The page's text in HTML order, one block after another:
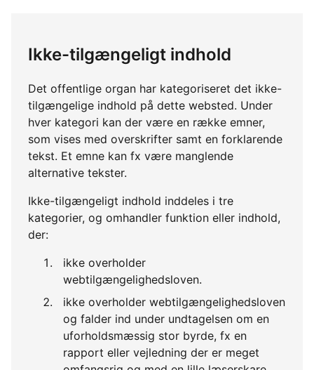
Ikke-tilgængeligt indhold
Det offentlige organ har kategoriseret det ikke-
tilgængelige indhold på dette websted. Under
hver kategori kan der være en række emner,
som vises med overskrifter samt en forklarende
tekst. Et emne kan fx være manglende
alternative tekster.
Ikke-tilgængeligt indhold inddeles i tre
kategorier, og omhandler funktion eller indhold,
der:
ikke overholder
webtilgængelighedsloven.
ikke overholder webtilgængelighedsloven
og falder ind under undtagelsen om en
uforholdsmæssig stor byrde, fx en
rapport eller vejledning der er meget